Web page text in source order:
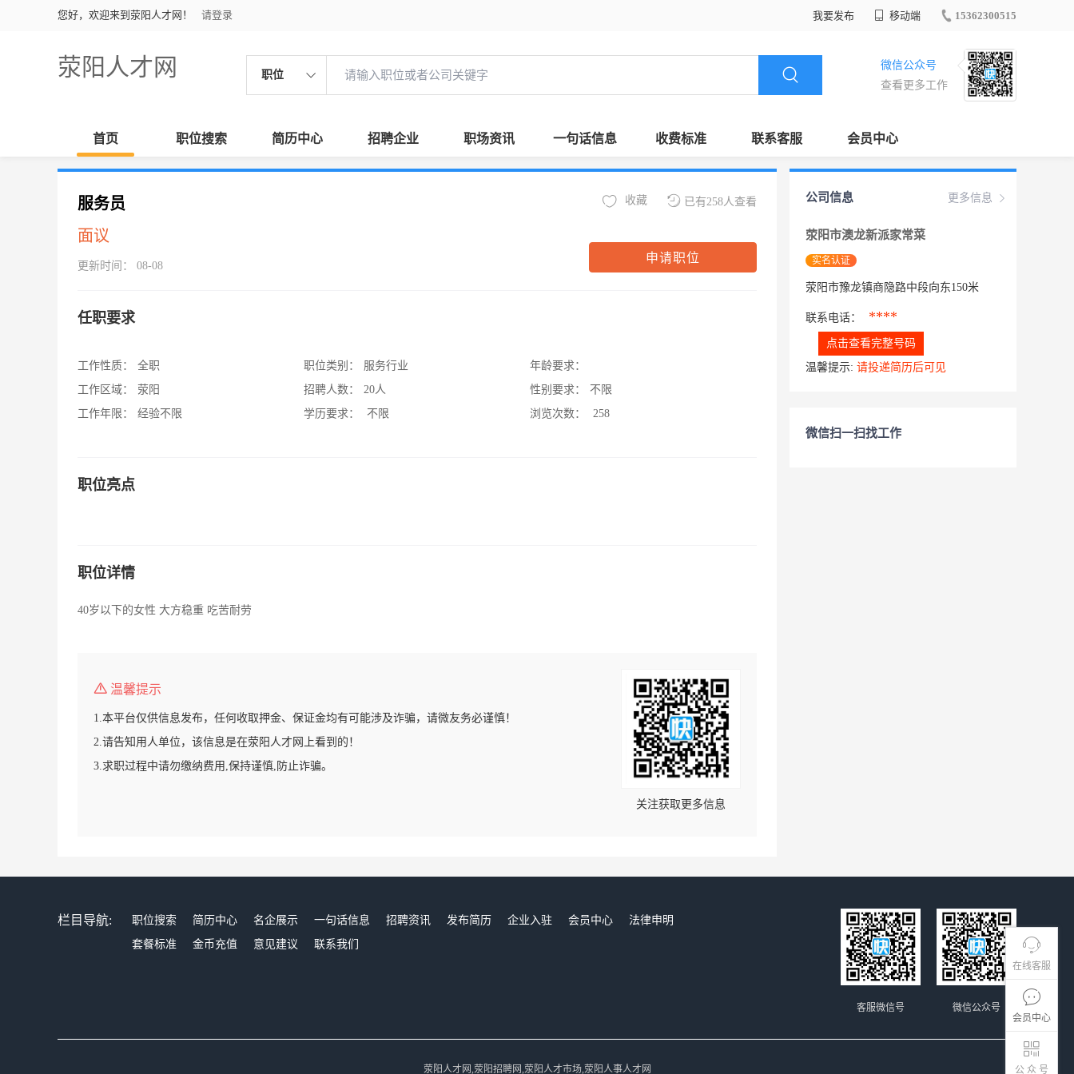
您好，欢迎来到荥阳人才网！ 请登录 我要发布 移动端 15362300515
荥阳人才网 职位
微信公众号
查看更多工作
首页 职位搜索 简历中心 招聘企业 职场资讯 一句话信息 收费标准 联系客服 会员中心
在线客服
会员中心
公 众 号
服务员
面议
更新时间： 08-08
已有258人查看
收藏
申请职位
任职要求
工作性质：
全职
工作区域：
荥阳
工作年限：
经验不限
职位类别：
服务行业
招聘人数：
20人
学历要求：
不限
年龄要求：
性别要求：
不限
浏览次数：
258
职位亮点
职位详情
40岁以下的女性 大方稳重 吃苦耐劳
温馨提示
1.本平台仅供信息发布，任何收取押金、保证金均有可能涉及诈骗，请微友务必谨慎！
2.请告知用人单位，该信息是在荥阳人才网上看到的！
3.求职过程中请勿缴纳费用,保持谨慎,防止诈骗。
关注获取更多信息
更多信息
公司信息
荥阳市澳龙新派家常菜
实名认证
荥阳市豫龙镇商隐路中段向东150米
联系电话： ****
点击查看完整号码
温馨提示: 请投递简历后可见
微信扫一扫找工作
栏目导航: 职位搜索 简历中心 名企展示 一句话信息 招聘资讯 发布简历 企业入驻 会员中心
法律申明
套餐标准
金币充值 意见建议 联系我们
微信公众号
客服微信号
荥阳人才网,荥阳招聘网,荥阳人才市场,荥阳人事人才网